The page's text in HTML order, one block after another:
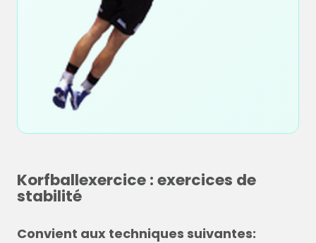
Korfballexercice : exercices de
stabilité
Convient aux techniques suivantes: